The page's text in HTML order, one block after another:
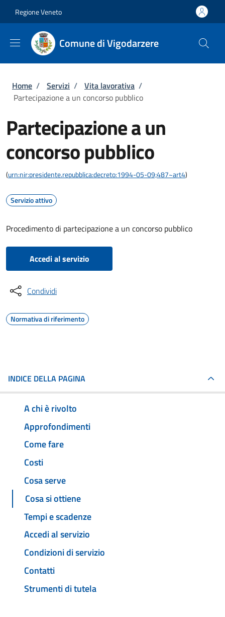
Regione Veneto
Comune di Vigodarzere
Briciole di pane
Home / Servizi / Vita lavorativa /
Partecipazione a un concorso pubblico
Partecipazione a un
concorso pubblico
(urn:nir:presidente.repubblica:decreto:1994-05-09;487~art4)
Servizio attivo
Procedimento di partecipazione a un concorso pubblico
Accedi al servizio
Condividi
Normativa di riferimento
INDICE DELLA PAGINA
A chi è rivolto
Approfondimenti
Come fare
Costi
Cosa serve
Cosa si ottiene
Tempi e scadenze
Accedi al servizio
Condizioni di servizio
Contatti
Strumenti di tutela